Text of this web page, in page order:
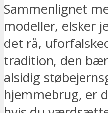
Sammenlignet
modeller, elsker
det rå,
tradition, den
alsidig
hjemmebrug, er